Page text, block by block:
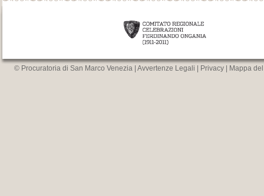
© Procuratoria di San Marco Venezia | Avvertenze Legali Privacy Mappa